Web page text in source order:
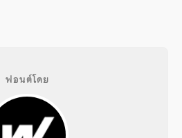
ฟอนต์โดย